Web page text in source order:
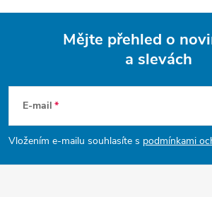
p
a
Mějte přehled o
a slevách
E-mail
Vložením e-mailu souhlasíte s podmínkami